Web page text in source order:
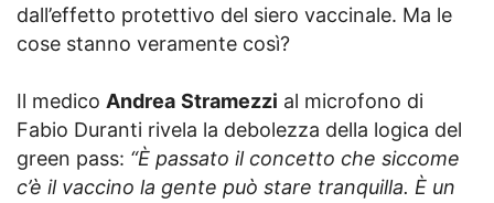
dall’effetto protettivo del siero vaccinale. Ma le
cose stanno veramente così?
Il medico Andrea Stramezzi al microfono di
Fabio Duranti rivela la debolezza della logica del
green pass: “È passato il concetto che siccome
c’è il vaccino la gente può stare tranquilla. È un